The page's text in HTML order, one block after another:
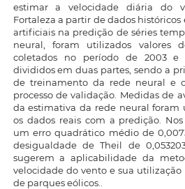
estimar a velocidade diária do
Fortaleza a partir de dados históricos
artificiais na predição de séries
neural, foram utilizados valores
coletados no período de 2003 e
divididos em duas partes, sendo a
de treinamento da rede neural e
processo de validação. Medidas de
da estimativa da rede neural foram
os dados reais com a predição.
um erro quadrático médio de
desigualdade de Theil de
sugerem a aplicabilidade da
velocidade do vento e sua
de parques eólicos..